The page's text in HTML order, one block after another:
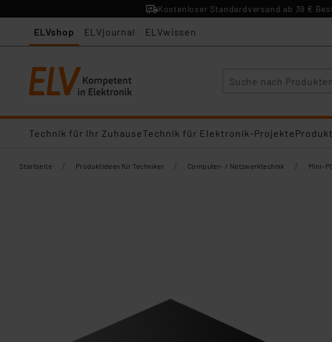
Kostenloser Standardversand ab 39 €
ELVshop ELVjournal ELVwissen
Technik für Ihr ZuhauseTechnik für Elektronik-Projekte
Startseite / Produktideen für Techniker / Computer- / Netzwerktechnik / Mini-